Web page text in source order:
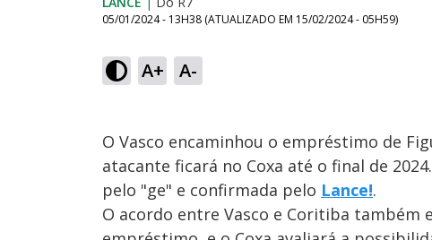
05/01/2024 - 13H38 (ATUALIZADO EM 15/02/2024 - 05H59)
A+ A-
O Vasco encaminhou o empréstimo de
atacante ficará no Coxa até o final de
pelo "ge" e confirmada pelo Lance!.
O acordo entre Vasco e Coritiba também